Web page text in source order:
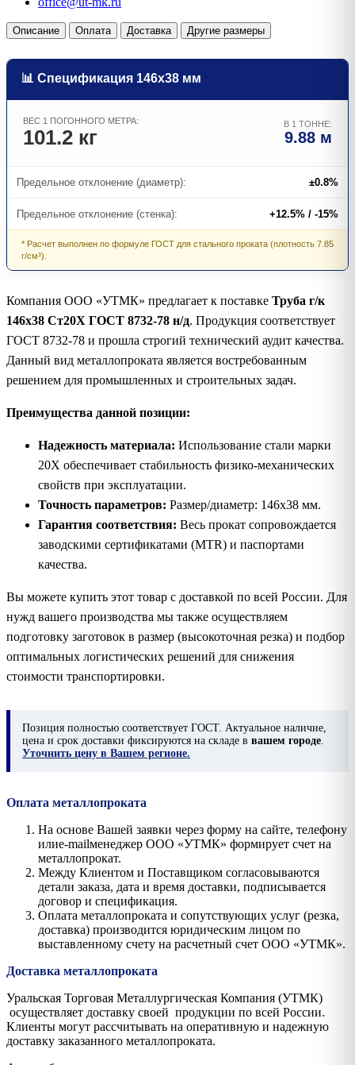
Описание Оплата Доставка Другие размеры
📊 Спецификация 146х38 мм
ВЕС 1 ПОГОННОГО МЕТРА:
101.2 кг
В 1 ТОННЕ:
9.88 м
Предельное отклонение (диаметр): ±0.8%
Предельное отклонение (стенка): +12.5% / -15%
* Расчет выполнен по формуле ГОСТ для стального проката (плотность 7.85
г/см³).
Компания ООО «УТМК» предлагает к поставке Труба г/к
146х38 Ст20Х ГОСТ 8732-78 н/д. Продукция соответствует
ГОСТ 8732-78 и прошла строгий технический аудит качества.
Данный вид металлопроката является востребованным
решением для промышленных и строительных задач.
Преимущества данной позиции:
Надежность материала: Использование стали марки
20Х обеспечивает стабильность физико-механических
свойств при эксплуатации.
Точность параметров: Размер/диаметр: 146х38 мм.
Гарантия соответствия: Весь прокат сопровождается
заводскими сертификатами (MTR) и паспортами
качества.
Вы можете купить этот товар с доставкой по всей России. Для
нужд вашего производства мы также осуществляем
подготовку заготовок в размер (высокоточная резка) и подбор
оптимальных логистических решений для снижения
стоимости транспортировки.
Позиция полностью соответствует ГОСТ. Актуальное наличие,
цена и срок доставки фиксируются на складе в вашем городе
Уточнить цену в Вашем регионе.
Оплата металлопроката
На основе Вашей заявки через форму на сайте, телефону
илиe-mailменеджер ООО «УТМК» формирует счет на
металлопрокат.
Между Клиентом и Поставщиком согласовываются
детали заказа, дата и время доставки, подписывается
договор и спецификация.
Оплата металлопроката и сопутствующих услуг (резка,
доставка) производится юридическим лицом по
выставленному счету на расчетный счет ООО «УТМК».
Доставка металлопроката
Уральская Торговая Металлургическая Компания (УТМК)
осуществляет доставку своей продукции по всей России.
Клиенты могут рассчитывать на оперативную и надежную
доставку заказанного металлопроката.